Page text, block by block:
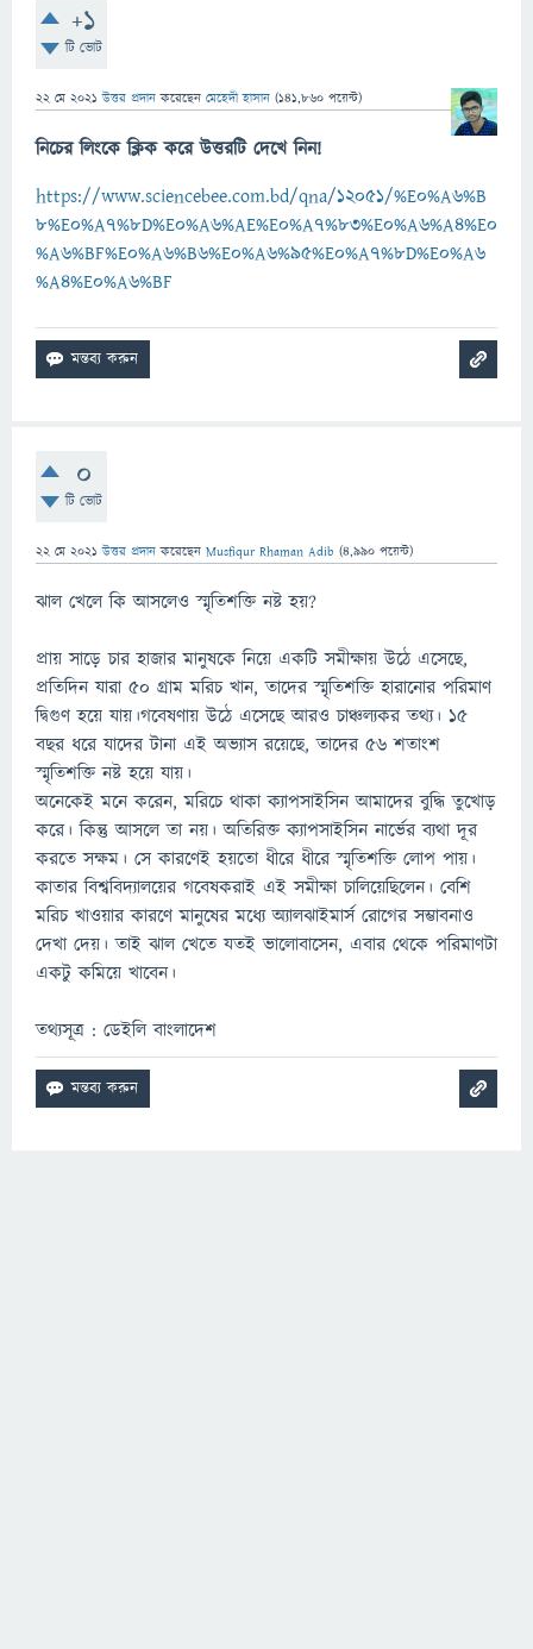
+1
টি ভোট
22 মে 2021 উত্তর প্রদান করেছেন মেহেদী হাসান (141,860 পয়েন্ট)
নিচের লিংকে ক্লিক করে উত্তরটি দেখে নিন!
https://www.sciencebee.com.bd/qna/12051/%E0%A6%B
8%E0%A7%8D%E0%A6%AE%E0%A7%83%E0%A6%A4%E0
%A6%BF%E0%A6%B6%E0%A6%95%E0%A7%8D%E0%A6
%A4%E0%A6%BF
0
টি ভোট
22 মে 2021 উত্তর প্রদান করেছেন Musfiqur Rhaman Adib (4,990 পয়েন্ট)
ঝাল খেলে কি আসলেও স্মৃতিশক্তি নষ্ট হয়?
প্রায় সাড়ে চার হাজার মানুষকে নিয়ে একটি সমীক্ষায় উঠে এসেছে,
প্রতিদিন যারা ৫০ গ্রাম মরিচ খান, তাদের স্মৃতিশক্তি হারানোর পরিমাণ
দ্বিগুণ হয়ে যায়।গবেষণায় উঠে এসেছে আরও চাঞ্চল্যকর তথ্য। ১৫
বছর ধরে যাদের টানা এই অভ্যাস রয়েছে, তাদের ৫৬ শতাংশ
স্মৃতিশক্তি নষ্ট হয়ে যায়।
অনেকেই মনে করেন, মরিচে থাকা ক্যাপসাইসিন আমাদের বুদ্ধি তুখোড়
করে। কিন্তু আসলে তা নয়। অতিরিক্ত ক্যাপসাইসিন নার্ভের ব্যথা দূর
করতে সক্ষম। সে কারণেই হয়তো ধীরে ধীরে স্মৃতিশক্তি লোপ পায়।
কাতার বিশ্ববিদ্যালয়ের গবেষকরাই এই সমীক্ষা চালিয়েছিলেন। বেশি
মরিচ খাওয়ার কারণে মানুষের মধ্যে অ্যালঝাইমার্স রোগের সম্ভাবনাও
দেখা দেয়। তাই ঝাল খেতে যতই ভালোবাসেন, এবার থেকে পরিমাণটা
একটু কমিয়ে খাবেন।
তথ্যসূত্র : ডেইলি বাংলাদেশ